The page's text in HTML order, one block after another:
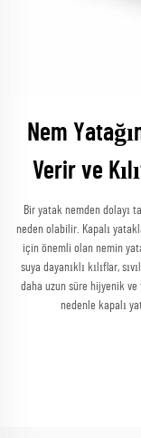
Nem
Verir ve
Bir yatak nemden dolayı
neden olabilir. Kapalı
için önemli olan nemin
suya dayanıklı kılıflar,
daha uzun süre hijyenik ve
nedenle kapalı